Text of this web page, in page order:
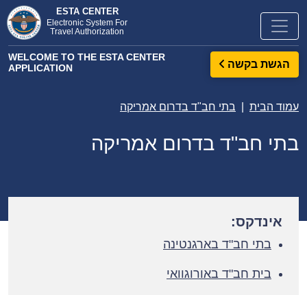
הגשת בקשה
WELCOME TO THE ESTA CENTER
APPLICATION
ESTA CENTER
Electronic System For
Travel Authorization
עמוד הבית בתי חב"ד בדרום אמריקה
בתי חב"ד בדרום אמריקה
אינדקס:
בתי חב"ד בארגנטינה
בית חב"ד באורוגוואי